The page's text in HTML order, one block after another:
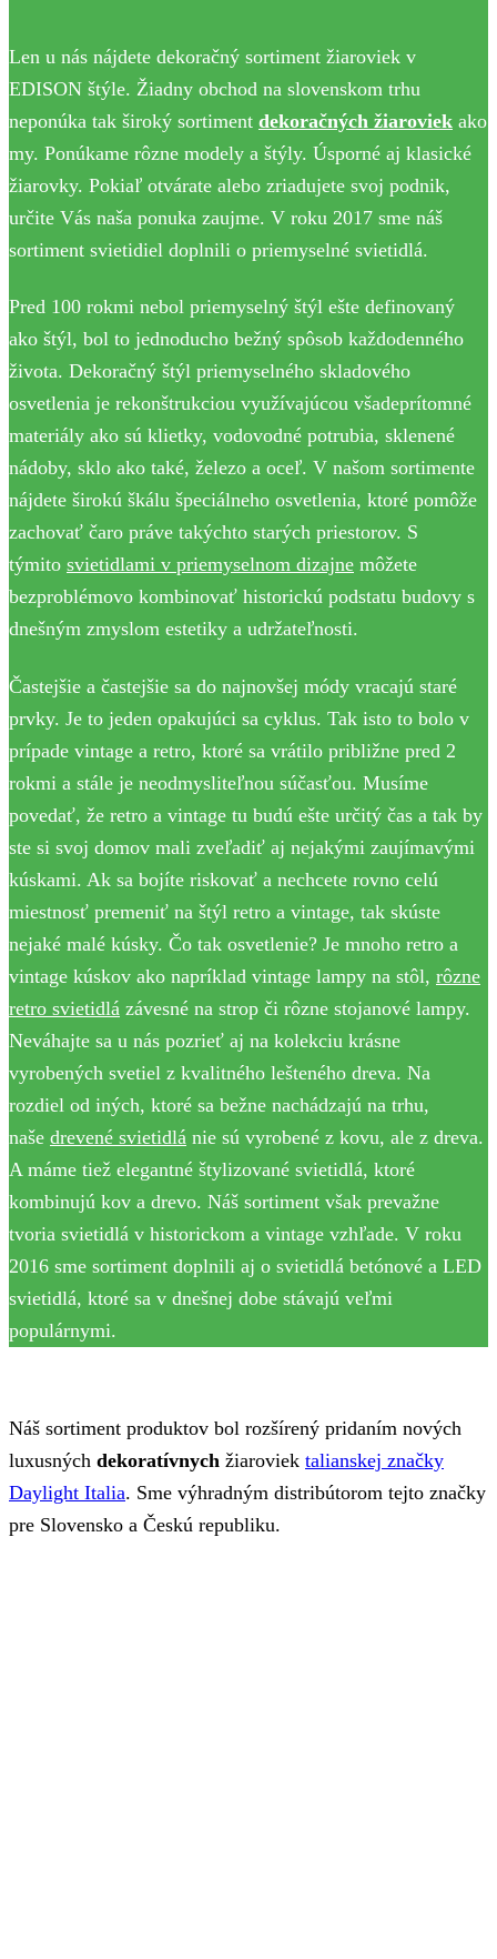
Len u nás nájdete dekoračný sortiment žiaroviek v
EDISON štýle. Žiadny obchod na slovenskom trhu
neponúka tak široký sortiment dekoračných žiaroviek ako
my. Ponúkame rôzne modely a štýly. Úsporné aj klasické
žiarovky. Pokiaľ otvárate alebo zriadujete svoj podnik,
určite Vás naša ponuka zaujme. V roku 2017 sme náš
sortiment svietidiel doplnili o priemyselné svietidlá.
Pred 100 rokmi nebol priemyselný štýl ešte definovaný
ako štýl, bol to jednoducho bežný spôsob každodenného
života. Dekoračný štýl priemyselného skladového
osvetlenia je rekonštrukciou využívajúcou všadeprítomné
materiály ako sú klietky, vodovodné potrubia, sklenené
nádoby, sklo ako také, železo a oceľ. V našom sortimente
nájdete širokú škálu špeciálneho osvetlenia, ktoré pomôže
zachovať čaro práve takýchto starých priestorov. S
týmito svietidlami v priemyselnom dizajne môžete
bezproblémovo kombinovať historickú podstatu budovy s
dnešným zmyslom estetiky a udržateľnosti.
Častejšie a častejšie sa do najnovšej módy vracajú staré
prvky. Je to jeden opakujúci sa cyklus. Tak isto to bolo v
prípade vintage a retro, ktoré sa vrátilo približne pred 2
rokmi a stále je neodmysliteľnou súčasťou. Musíme
povedať, že retro a vintage tu budú ešte určitý čas a tak by
ste si svoj domov mali zveľadiť aj nejakými zaujímavými
kúskami. Ak sa bojíte riskovať a nechcete rovno celú
miestnosť premeniť na štýl retro a vintage, tak skúste
nejaké malé kúsky. Čo tak osvetlenie? Je mnoho retro a
vintage kúskov ako napríklad vintage lampy na stôl, rôzne
retro svietidlá závesné na strop či rôzne stojanové lampy.
Neváhajte sa u nás pozrieť aj na kolekciu krásne
vyrobených svetiel z kvalitného lešteného dreva. Na
rozdiel od iných, ktoré sa bežne nachádzajú na trhu,
naše drevené svietidlá nie sú vyrobené z kovu, ale z dreva.
A máme tiež elegantné štylizované svietidlá, ktoré
kombinujú kov a drevo. Náš sortiment však prevažne
tvoria svietidlá v historickom a vintage vzhľade. V roku
2016 sme sortiment doplnili aj o svietidlá betónové a LED
svietidlá, ktoré sa v dnešnej dobe stávajú veľmi
populárnymi.
Náš sortiment produktov bol rozšírený pridaním nových
luxusných dekoratívnych žiaroviek talianskej značky
Daylight Italia. Sme výhradným distribútorom tejto značky
pre Slovensko a Českú republiku.